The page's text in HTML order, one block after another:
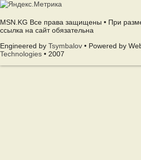
MSN.KG Все права защищены • При
ссылка на сайт обязательна
Engineered by Tsymbalov • Powered by
Technologies • 2007